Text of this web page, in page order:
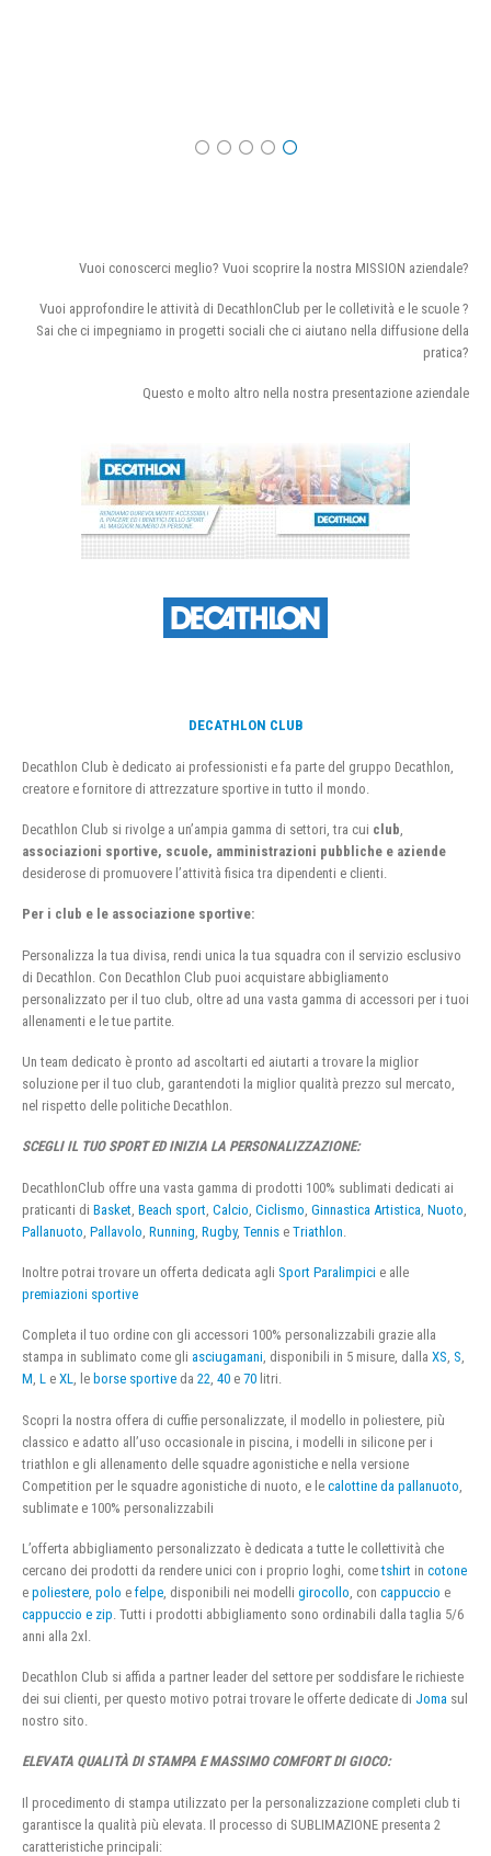
Vuoi conoscerci meglio? Vuoi scoprire la nostra MISSION aziendale?
Vuoi approfondire le attività di DecathlonClub per le colletività e le scuole ?
Sai che ci impegniamo in progetti sociali che ci aiutano nella diffusione della
pratica?
Questo e molto altro nella nostra presentazione aziendale
DECATHLON CLUB
Decathlon Club è dedicato ai professionisti e fa parte del gruppo Decathlon,
creatore e fornitore di attrezzature sportive in tutto il mondo.
Decathlon Club si rivolge a un’ampia gamma di settori, tra cui club
associazioni sportive, scuole, amministrazioni pubbliche e aziende
desiderose di promuovere l’attività fisica tra dipendenti e clienti.
Per i club e le associazione sportive:
Personalizza la tua divisa, rendi unica la tua squadra con il servizio esclusivo
di Decathlon. Con Decathlon Club puoi acquistare abbigliamento
personalizzato per il tuo club, oltre ad una vasta gamma di accessori per i tuoi
allenamenti e le tue partite.
Un team dedicato è pronto ad ascoltarti ed aiutarti a trovare la miglior
soluzione per il tuo club, garantendoti la miglior qualità prezzo sul mercato,
nel rispetto delle politiche Decathlon.
SCEGLI IL TUO SPORT ED INIZIA LA PERSONALIZZAZIONE:
DecathlonClub offre una vasta gamma di prodotti 100% sublimati dedicati ai
praticanti di Basket Beach sport Calcio Ciclismo Ginnastica Artistica Nuoto
Pallanuoto Pallavolo Running Rugby, Tennis e Triathlon
Inoltre potrai trovare un offerta dedicata agli Sport Paralimpici e alle
premiazioni sportive
Completa il tuo ordine con gli accessori 100% personalizzabili grazie alla
stampa in sublimato come gli asciugamani, disponibili in 5 misure, dalla XS, S,
M, L e XL, le borse sportive da 22, 40 e 70 litri.
Scopri la nostra offera di cuffie personalizzate, il modello in poliestere, più
classico e adatto all’uso occasionale in piscina, i modelli in silicone per i
triathlon e gli allenamento delle squadre agonistiche e nella versione
Competition per le squadre agonistiche di nuoto, e le calottine da pallanuoto
sublimate e 100% personalizzabili
L’offerta abbigliamento personalizzato è dedicata a tutte le collettività che
cercano dei prodotti da rendere unici con i proprio loghi, cometshirt in cotone
e poliestere polo e felpe , disponibili nei modelli girocollo , con cappuccio e
cappuccio e zip . Tutti i prodotti abbigliamento sono ordinabili dalla taglia 5/6
anni alla 2xl.
Decathlon Club si affida a partner leader del settore per soddisfare le richieste
dei sui clienti, per questo motivo potrai trovare le offerte dedicate di Joma sul
nostro sito.
ELEVATA QUALITÀ DI STAMPA E MASSIMO COMFORT DI GIOCO:
Il procedimento di stampa utilizzato per la personalizzazione completi club ti
garantisce la qualità più elevata. Il processo di SUBLIMAZIONE presenta 2
caratteristiche principali: